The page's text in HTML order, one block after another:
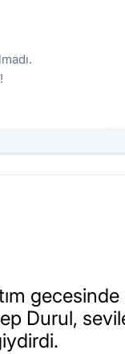
gecesinde
Durul,